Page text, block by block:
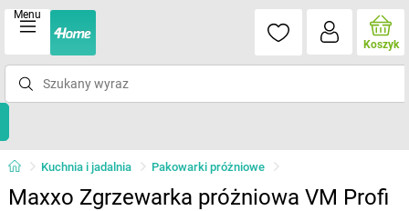
Menu
Koszyk
Kuchnia i jadalnia Pakowarki próżniowe
Maxxo Zgrzewarka próżniowa VM Profi